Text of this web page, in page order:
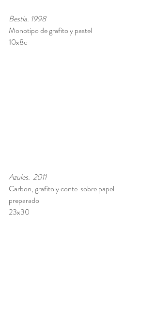
Bestia. 1998
Monotipo de grafito y pastel
10x8c
Azules.  2011
Carbon, grafito y conte  sobre papel
preparado
23x30